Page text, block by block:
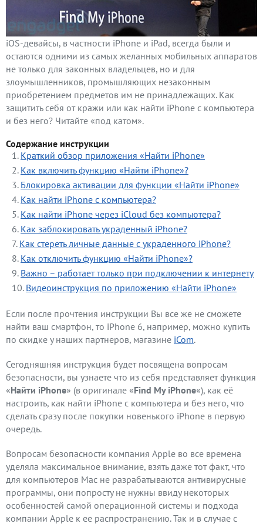
iOS-девайсы, в частности iPhone и iPad, всегда были и
остаются одними из самых желанных мобильных аппаратов
не только для законных владельцев, но и для
злоумышленников, промышляющих незаконным
приобретением предметов им не принадлежащих. Как
защитить себя от кражи или как найти iPhone с компьютера
и без него? Читайте «под катом».
Содержание инструкции
Краткий обзор приложения «Найти iPhone»
Как включить функцию «Найти iPhone»?
Блокировка активации для функции «Найти iPhone»
Как найти iPhone с компьютера?
Как найти iPhone через iCloud без компьютера?
Как заблокировать украденный iPhone?
Как стереть личные данные с украденного iPhone?
Как отключить функцию «Найти iPhone»?
Важно – работает только при подключении к интернету
Видеоинструкция по приложению «Найти iPhone»
Если после прочтения инструкции Вы все же не сможете
найти ваш смартфон, то iPhone 6, например, можно купить
по скидке у наших партнеров, магазине iCom.
Сегодняшняя инструкция будет посвящена вопросам
безопасности, вы узнаете что из себя представляет функция
«Найти iPhone» (в оригинале «Find My iPhone«), как её
настроить, как найти iPhone с компьютера и без него, что
сделать сразу после покупки новенького iPhone в первую
очередь.
Вопросам безопасности компания Apple во все времена
уделяла максимальное внимание, взять даже тот факт, что
для компьютеров Mac не разрабатываются антивирусные
программы, они попросту не нужны ввиду некоторых
особенностей самой операционной системы и подхода
компании Apple к ее распространению. Так и в случае с